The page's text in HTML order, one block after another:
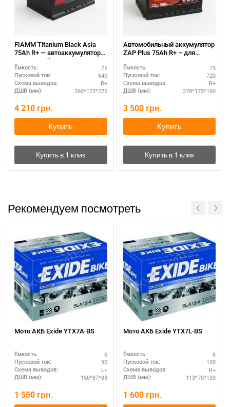
FIAMM Titanium Black Asia
75Ah R+ — автоаккумулятор
по хорошей цене
Ёмкость: 75
Пусковой ток: 640
Схема выводов: R+
ДШВ (мм): 260*173*225
4 210 грн.
Купить
Автомобильный аккумулятор
ZAP Plus 75Ah R+ – для
Ёмкость: 75
Пусковой ток: 720
Схема выводов: R+
ДШВ (мм): 278*175*190
3 500 грн.
Купить
Рекомендуем посмотреть
Мото АКБ Exide YTX7A-BS
Ёмкость: 6
Пусковой ток: 90
Схема выводов: L+
ДШВ (мм): 150*87*93
1 550 грн.
Мото АКБ Exide YTX7L-BS
Ёмкость: 6
Пусковой ток: 100
Схема выводов: R+
ДШВ (мм): 113*70*130
1 600 грн.